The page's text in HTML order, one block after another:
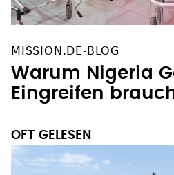
MISSION.DE-BLOG
Warum Nigeria
Eingreifen
OFT GELESEN